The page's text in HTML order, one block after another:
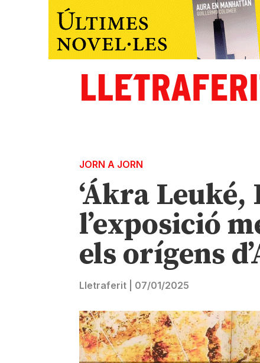
JORN A JORN
‘Ákra Leuké,
l’exposició
els orígens
Lletraferit 07/01/2025